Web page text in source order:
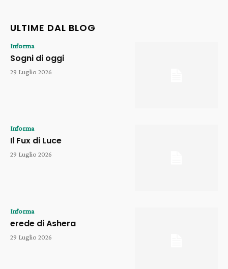
ULTIME DAL BLOG
Informa
Sogni di oggi
29 Luglio 2026
Informa
Il Fux di Luce
29 Luglio 2026
Informa
erede di Ashera
29 Luglio 2026